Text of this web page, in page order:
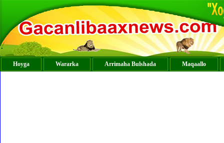
Hoyga Wararka Arrimaha Bulshada Maqaallo